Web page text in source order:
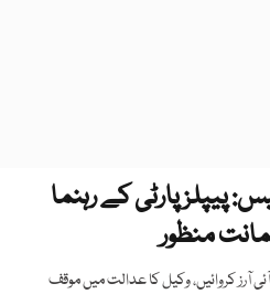
پیپلز پارٹی کے رہنما
منظور
آرز کروائیں، وکیل کا عدالت میں موقف